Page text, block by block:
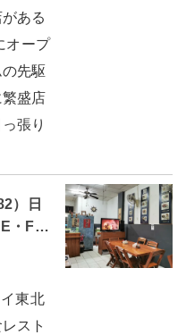
ある
オープ
先駆
盛店
張り
）日
・F…
東北
スト